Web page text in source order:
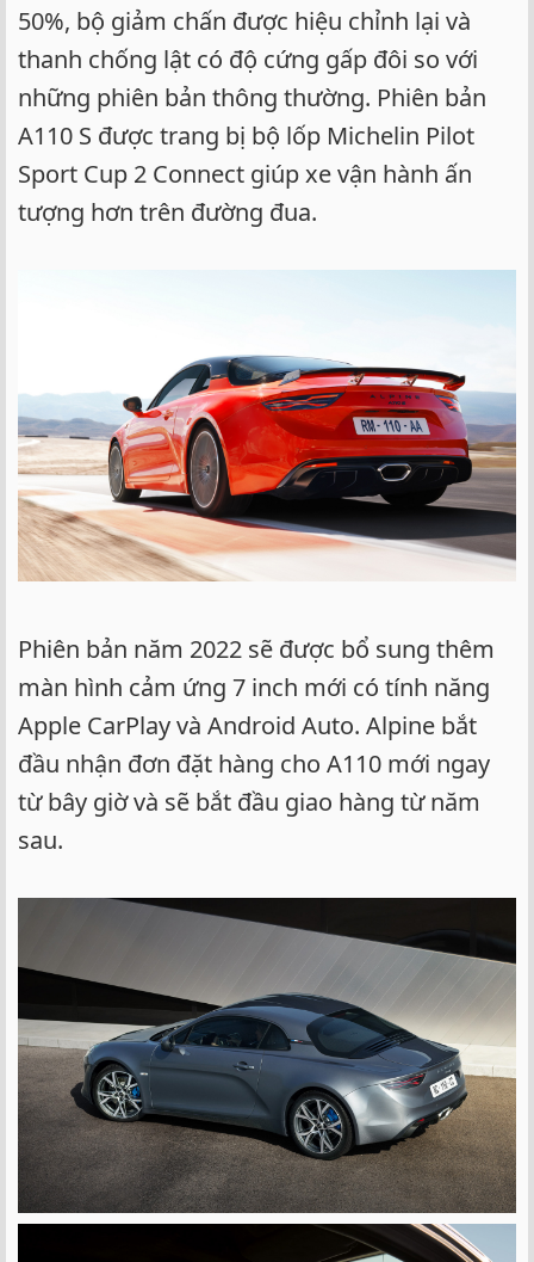
50%, bộ giảm chấn được hiệu chỉnh lại và
thanh chống lật có độ cứng gấp đôi so với
những phiên bản thông thường. Phiên bản
A110 S được trang bị bộ lốp Michelin Pilot
Sport Cup 2 Connect giúp xe vận hành ấn
tượng hơn trên đường đua.
Phiên bản năm 2022 sẽ được bổ sung thêm
màn hình cảm ứng 7 inch mới có tính năng
Apple CarPlay và Android Auto. Alpine bắt
đầu nhận đơn đặt hàng cho A110 mới ngay
từ bây giờ và sẽ bắt đầu giao hàng từ năm
sau.